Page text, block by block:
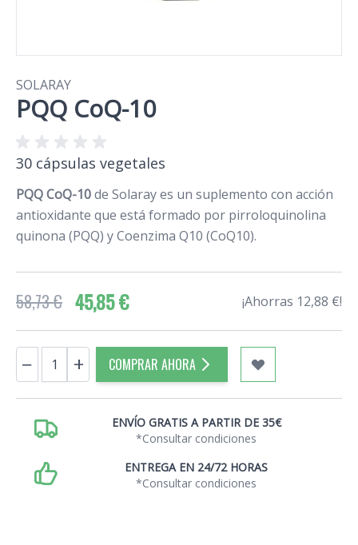
SOLARAY
PQQ CoQ-10
30 cápsulas vegetales
PQQ CoQ-10de Solaray es un suplemento con acción
antioxidante que está formado por pirroloquinolina
quinona (PQQ) y Coenzima Q10 (CoQ10).
58,73 € 45,85 € ¡Ahorras 12,88 €!
Cantidad
− + COMPRAR AHORA
ENVÍO GRATIS A PARTIR DE 35€
*Consultar condiciones
ENTREGA EN 24/72 HORAS
*Consultar condiciones